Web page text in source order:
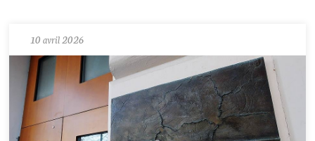
10 avril 2026